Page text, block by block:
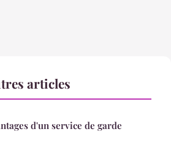
articles
d'un service de garde